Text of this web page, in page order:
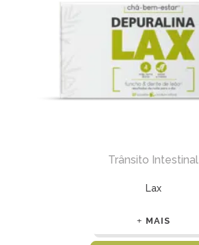
Trânsito Intestinal
Lax
MAIS